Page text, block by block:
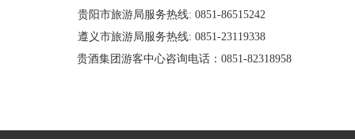
贵阳市旅游局服务热线: 0851-86515242
遵义市旅游局服务热线: 0851-23119338
贵酒集团游客中心咨询电话：0851-82318958